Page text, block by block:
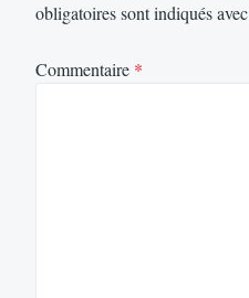
obligatoires sont indiqués avec
Commentaire *